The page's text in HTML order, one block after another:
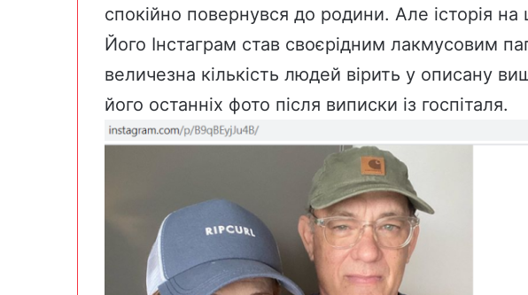
спокійно повернувся до родини. Але історія на
Його Інстаграм став своєрідним лакмусовим
величезна кількість людей вірить у описану
його останніх фото після виписки із госпіталя.